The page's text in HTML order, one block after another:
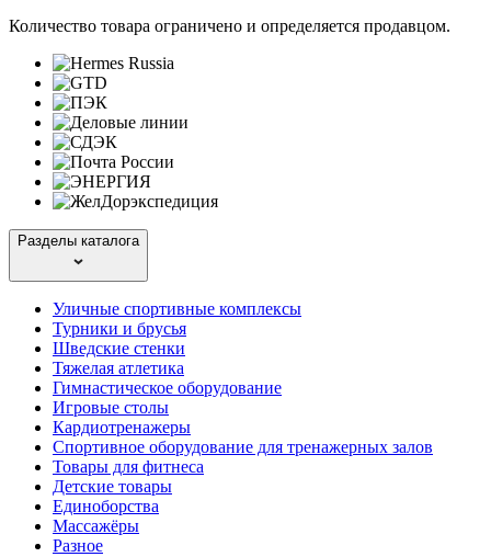
Количество товара ограничено и определяется продавцом.
Разделы каталога
Уличные спортивные комплексы
Турники и брусья
Шведские стенки
Тяжелая атлетика
Гимнастическое оборудование
Игровые столы
Кардиотренажеры
Спортивное оборудование для тренажерных залов
Товары для фитнеса
Детские товары
Единоборства
Массажёры
Разное